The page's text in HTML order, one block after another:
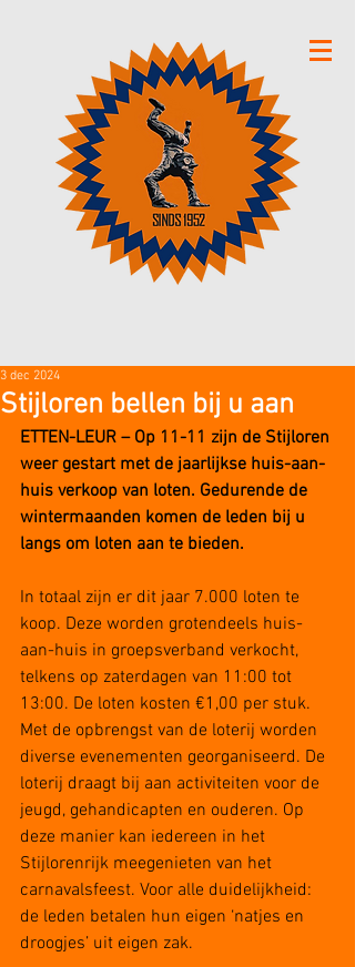
Stijloren bellen bij u aan
3 dec 2024
ETTEN-LEUR – Op 11-11 zijn de Stijloren
weer gestart met de jaarlijkse huis-aan-
huis verkoop van loten. Gedurende de
wintermaanden komen de leden bij u
langs om loten aan te bieden.
In totaal zijn er dit jaar 7.000 loten te
koop. Deze worden grotendeels huis-
aan-huis in groepsverband verkocht,
telkens op zaterdagen van 11:00 tot
13:00. De loten kosten €1,00 per stuk.
Met de opbrengst van de loterij worden
diverse evenementen georganiseerd. De
loterij draagt bij aan activiteiten voor de
jeugd, gehandicapten en ouderen. Op
deze manier kan iedereen in het
Stijlorenrijk meegenieten van het
carnavalsfeest. Voor alle duidelijkheid:
de leden betalen hun eigen ‘natjes en
droogjes’ uit eigen zak.